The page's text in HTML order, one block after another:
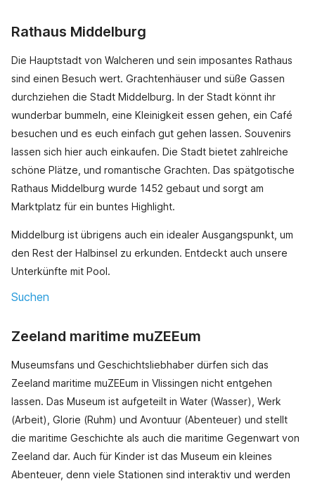
Rathaus Middelburg
Die Hauptstadt von Walcheren und sein imposantes Rathaus
sind einen Besuch wert. Grachtenhäuser und süße Gassen
durchziehen die Stadt Middelburg. In der Stadt könnt ihr
wunderbar bummeln, eine Kleinigkeit essen gehen, ein Café
besuchen und es euch einfach gut gehen lassen. Souvenirs
lassen sich hier auch einkaufen. Die Stadt bietet zahlreiche
schöne Plätze, und romantische Grachten. Das spätgotische
Rathaus Middelburg wurde 1452 gebaut und sorgt am
Marktplatz für ein buntes Highlight.
Middelburg ist übrigens auch ein idealer Ausgangspunkt, um
den Rest der Halbinsel zu erkunden. Entdeckt auch unsere
Unterkünfte mit Pool.
Suchen
Zeeland maritime muZEEum
Museumsfans und Geschichtsliebhaber dürfen sich das
Zeeland maritime muZEEum in Vlissingen nicht entgehen
lassen. Das Museum ist aufgeteilt in Water (Wasser), Werk
(Arbeit), Glorie (Ruhm) und Avontuur (Abenteuer) und stellt
die maritime Geschichte als auch die maritime Gegenwart von
Zeeland dar. Auch für Kinder ist das Museum ein kleines
Abenteuer, denn viele Stationen sind interaktiv und werden